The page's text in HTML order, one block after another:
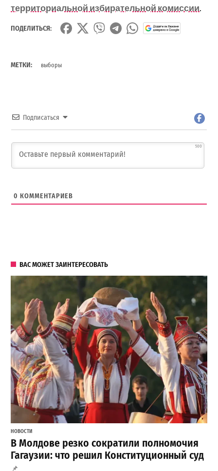
территориальной избирательной комиссии.
ПОДЕЛИТЬСЯ:
МЕТКИ: выборы
Подписаться
500
0 КОММЕНТАРИЕВ
ВАС МОЖЕТ ЗАИНТЕРЕСОВАТЬ
НОВОСТИ
В Молдове резко сократили полномочия
Гагаузии: что решил Конституционный суд